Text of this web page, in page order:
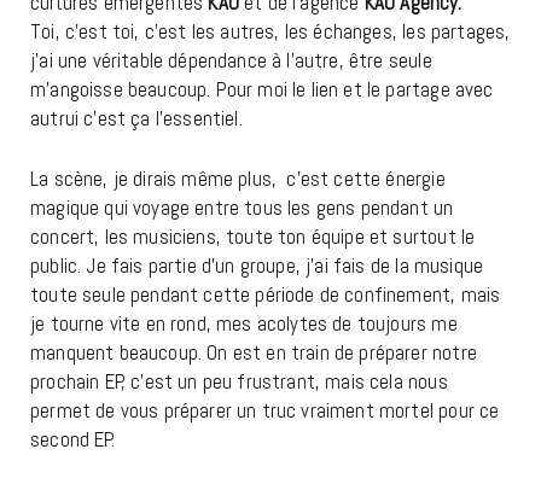
Toi, c’est toi, c’est les autres, les échanges, les partages,
j’ai une véritable dépendance à l’autre, être seule
m’angoisse beaucoup. Pour moi le lien et le partage avec
autrui c’est ça l’essentiel.
La scène, je dirais même plus, c’est cette énergie
magique qui voyage entre tous les gens pendant un
concert, les musiciens, toute ton équipe et surtout le
public. Je fais partie d’un groupe, j’ai fais de la musique
toute seule pendant cette période de confinement, mais
je tourne vite en rond, mes acolytes de toujours me
manquent beaucoup. On est en train de préparer notre
prochain EP, c’est un peu frustrant, mais cela nous
permet de vous préparer un truc vraiment mortel pour ce
second EP.